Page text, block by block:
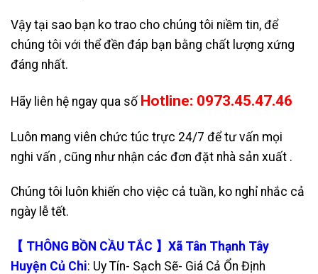
Vậy tại sao bạn ko trao cho chúng tôi niềm tin, để
chúng tôi với thể đền đáp bạn bằng chất lượng xứng
đáng nhất.
Hãy liên hệ ngay qua số Hotline: 0973.45.47.46
Luôn mang viên chức túc trực 24/7 để tư vấn mọi
nghi vấn , cũng như nhận các đơn đặt nhà sản xuất .
Chúng tôi luôn khiến cho việc cả tuần, ko nghỉ nhắc cả
ngày lễ tết.
【 THÔNG BỒN CẦU TẮC 】Xã Tân Thạnh Tây
Huyện Củ Chi: Uy Tín- Sạch Sẽ- Giá Cả Ổn Định